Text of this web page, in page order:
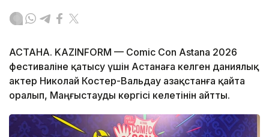
АСТАНА. KAZINFORM — Comic Con Astana 2026
фестиваліне қатысу үшін Астанаға келген даниялық
актер Николай Костер-Вальдау Қазақстанға қайта
оралып, Маңғыстауды көргісі келетінін айтты.